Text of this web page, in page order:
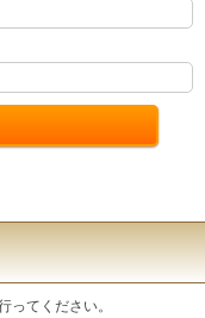
ってください。